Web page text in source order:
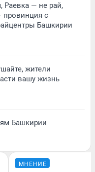
Раевка — не рай,
с
Башкирии
жители
вашу жизнь
Башкирии
МНЕНИЕ